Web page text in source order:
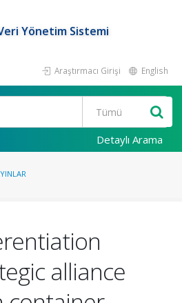
Yönetim Sistemi
Araştırmacı Girişi English
Detaylı Arama
alliance